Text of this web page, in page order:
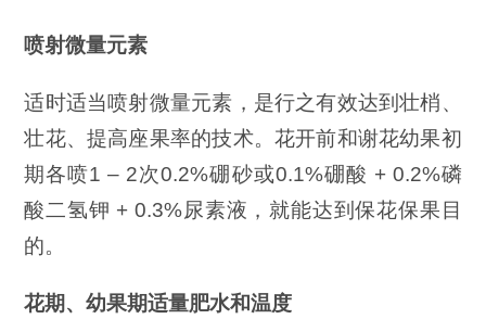
喷射微量元素
适时适当喷射微量元素，是行之有效达到壮梢、
壮花、提高座果率的技术。花开前和谢花幼果初
期各喷1 – 2次0.2%硼砂或0.1%硼酸 + 0.2%磷
酸二氢钾 + 0.3%尿素液，就能达到保花保果目
的。
花期、幼果期适量肥水和温度